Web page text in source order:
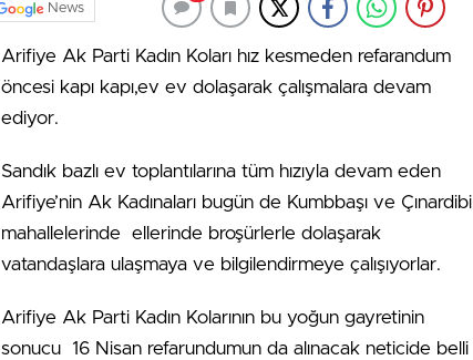
News
Arifiye Ak Parti Kadın Koları hız kesmeden refarandum
öncesi kapı kapı,ev ev dolaşarak çalışmalara devam
ediyor.
Sandık bazlı ev toplantılarına tüm hızıyla devam eden
Arifiye’nin Ak Kadınaları bugün de Kumbbaşı ve Çınardibi
mahallelerinde ellerinde broşürlerle dolaşarak
vatandaşlara ulaşmaya ve bilgilendirmeye çalışıyorlar.
Arifiye Ak Parti Kadın Kolarının bu yoğun gayretinin
sonucu 16 Nisan refarundumun da alınacak neticide belli